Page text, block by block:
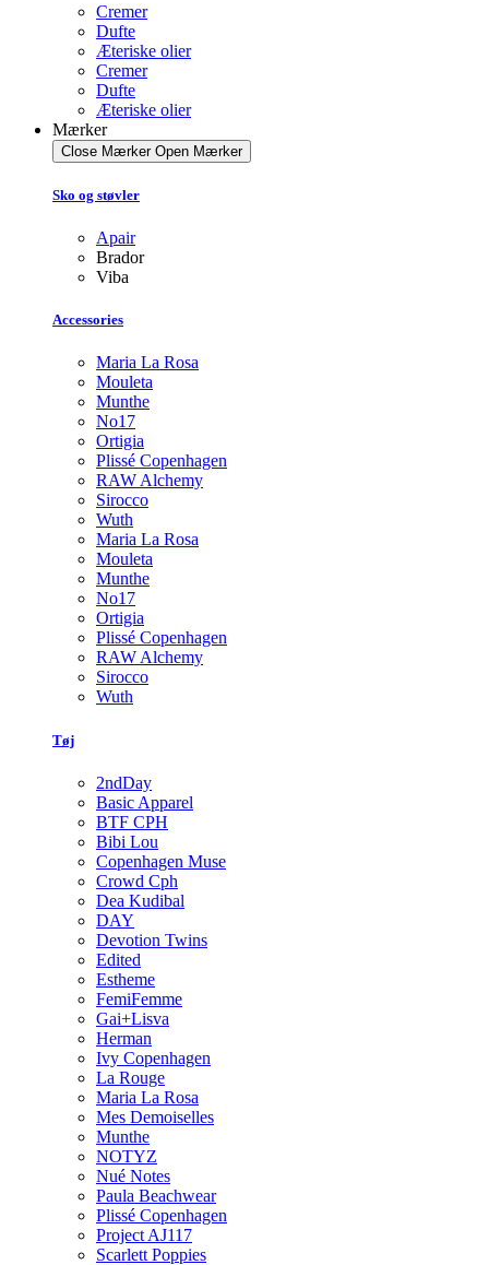
Cremer
Dufte
Æteriske olier
Cremer
Dufte
Æteriske olier
Mærker
Close Mærker Open Mærker
Sko og støvler
Apair
Brador
Viba
Accessories
Maria La Rosa
Mouleta
Munthe
No17
Ortigia
Plissé Copenhagen
RAW Alchemy
Sirocco
Wuth
Maria La Rosa
Mouleta
Munthe
No17
Ortigia
Plissé Copenhagen
RAW Alchemy
Sirocco
Wuth
Tøj
2ndDay
Basic Apparel
BTF CPH
Bibi Lou
Copenhagen Muse
Crowd Cph
Dea Kudibal
DAY
Devotion Twins
Edited
Estheme
FemiFemme
Gai+Lisva
Herman
Ivy Copenhagen
La Rouge
Maria La Rosa
Mes Demoiselles
Munthe
NOTYZ
Nué Notes
Paula Beachwear
Plissé Copenhagen
Project AJ117
Scarlett Poppies